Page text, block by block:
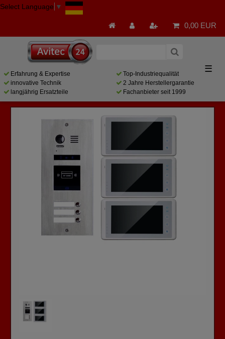
Select Language ▼
0,00 EUR
Erfahrung & Expertise
Top-Industriequalität
innovative Technik
2 Jahre Herstellergarantie
langjährig Ersatzteile
Fachanbieter seit 1999
☰